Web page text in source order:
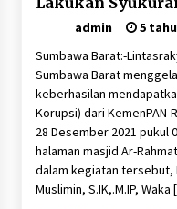
admin
5
Sumbawa Barat:-
Sumbawa Barat
keberhasilan
Korupsi) dari KemenPAN-
28 Desember 2021 pukul
halaman masjid Ar-
dalam kegiatan tersebut,
Muslimin, S.IK,.M.IP,